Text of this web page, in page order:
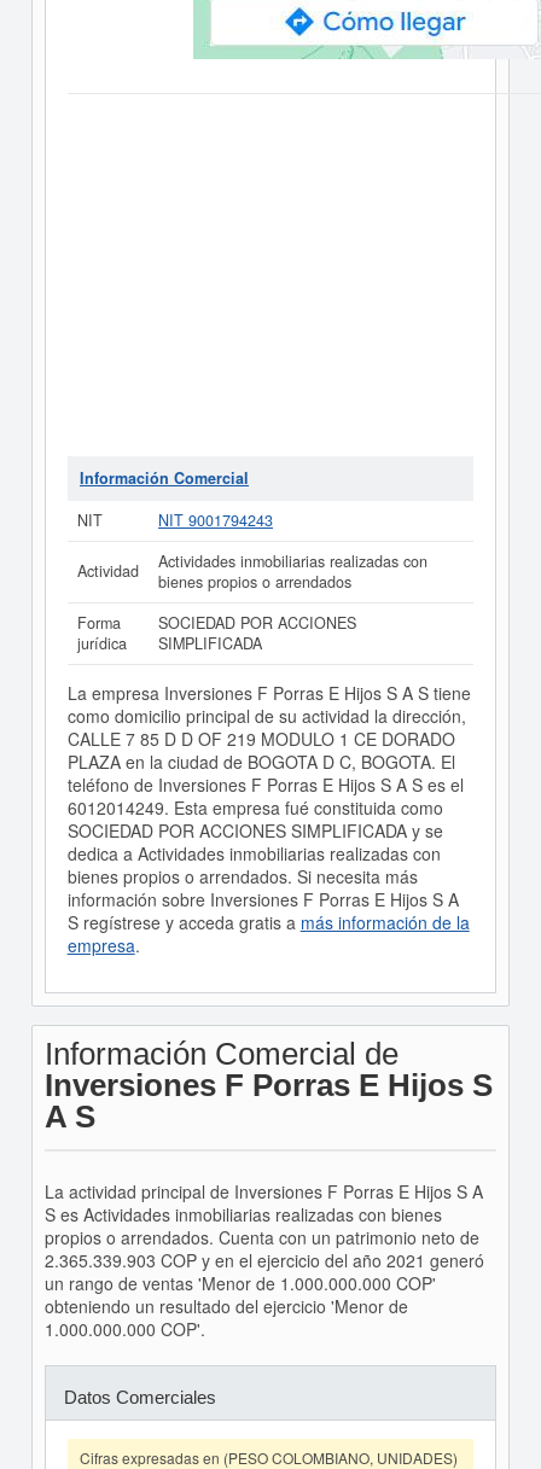
Información Comercial
NIT
NIT 9001794243
Actividad
Actividades inmobiliarias realizadas con
bienes propios o arrendados
Forma
jurídica
SOCIEDAD POR ACCIONES
SIMPLIFICADA
La empresa Inversiones F Porras E Hijos S A S tiene
como domicilio principal de su actividad la dirección,
CALLE 7 85 D D OF 219 MODULO 1 CE DORADO
PLAZA en la ciudad de BOGOTA D C, BOGOTA. El
teléfono de Inversiones F Porras E Hijos S A S es el
6012014249. Esta empresa fué constituida como
SOCIEDAD POR ACCIONES SIMPLIFICADA y se
dedica a Actividades inmobiliarias realizadas con
bienes propios o arrendados. Si necesita más
información sobre Inversiones F Porras E Hijos S A
S regístrese y acceda gratis a más información de la
empresa.
Información Comercial de
Inversiones F Porras E Hijos S
A S
La actividad principal de Inversiones F Porras E Hijos S A
S es Actividades inmobiliarias realizadas con bienes
propios o arrendados. Cuenta con un patrimonio neto de
2.365.339.903 COP y en el ejercicio del año 2021 generó
un rango de ventas 'Menor de 1.000.000.000 COP'
obteniendo un resultado del ejercicio 'Menor de
1.000.000.000 COP'.
Datos Comerciales
Cifras expresadas en (PESO COLOMBIANO, UNIDADES)